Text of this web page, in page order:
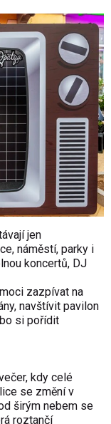
jen
náměstí, parky i
koncertů, DJ
zazpívat na
navštívit pavilon
si pořídit
kdy celé
se změní v
širým nebem se
roztančí